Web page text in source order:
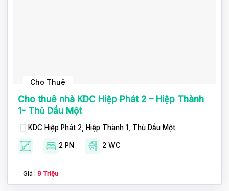
Cho Thuê
Cho thuê nhà KDC Hiệp Phát 2 – Hiệp Thành
1- Thủ Dầu Một
KDC Hiệp Phát 2, Hiệp Thành 1, Thủ Dầu Một
2 PN 2 WC
Giá : 9 Triệu